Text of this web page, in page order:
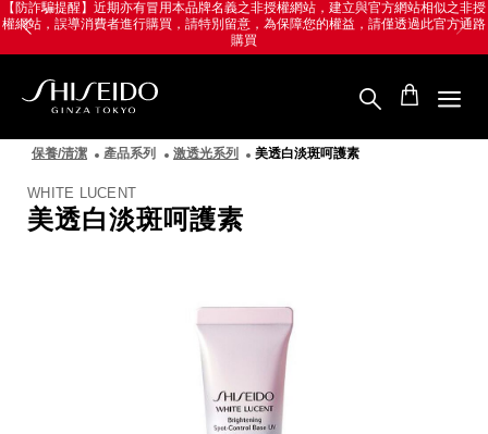
跳
至
Skip
to
【防詐騙提醒】近期亦有冒用本品牌名義之非授權網站，建立與官方網站相似之非授
權網站，誤導消費者進行購買，請特別留意，為保障您的權益，請僅透過此官方通路
購買
資
生
國
際
櫃
保養/清潔 產品系列 激透光系列 美透白淡斑呵護素
WHITE LUCENT
美透白淡斑呵護素